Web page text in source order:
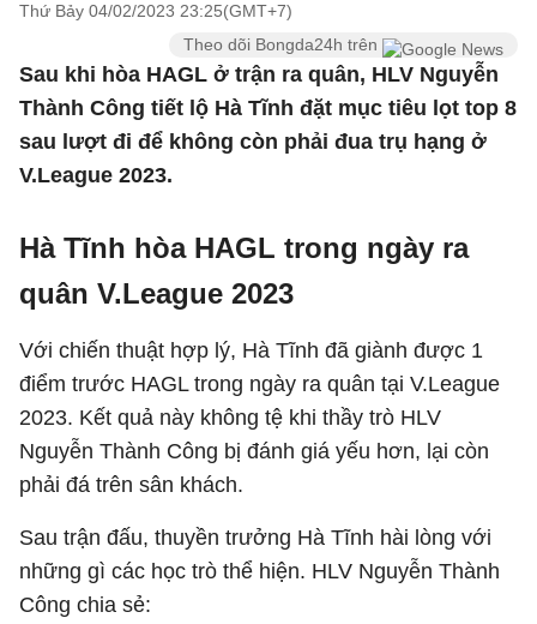
Thứ Bảy 04/02/2023 23:25(GMT+7)
Theo dõi Bongda24h trên
Sau khi hòa HAGL ở trận ra quân, HLV Nguyễn
Thành Công tiết lộ Hà Tĩnh đặt mục tiêu lọt top 8
sau lượt đi để không còn phải đua trụ hạng ở
V.League 2023.
Hà Tĩnh hòa HAGL trong ngày ra
quân V.League 2023
Với chiến thuật hợp lý, Hà Tĩnh đã giành được 1
điểm trước HAGL trong ngày ra quân tại V.League
2023. Kết quả này không tệ khi thầy trò HLV
Nguyễn Thành Công bị đánh giá yếu hơn, lại còn
phải đá trên sân khách.
Sau trận đấu, thuyền trưởng Hà Tĩnh hài lòng với
những gì các học trò thể hiện. HLV Nguyễn Thành
Công chia sẻ: